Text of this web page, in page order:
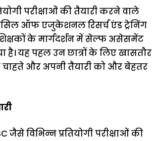
परीक्षाओं की तैयारी करने वाले
ऑफ एजुकेशनल रिसर्च एंड ट्रेनिंग
के मार्गदर्शन में सेल्फ असेसमेंट
है। यह पहल उन छात्रों के लिए खासतौर
चाहते और अपनी तैयारी को और बेहतर
जैसे विभिन्न प्रतियोगी परीक्षाओं की